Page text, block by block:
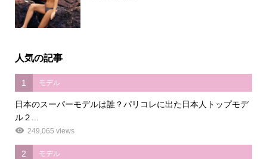
人気の記事
1 モデル
日本のスーパーモデルは誰？パリコレに出た日本人トップモデ
ル２...
249,065 views
2 モデル